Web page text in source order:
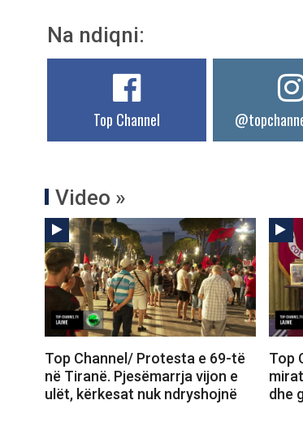
Na ndiqni:
Top Channel
Video »
Top Channel/ Protesta e 69-të
në Tiranë. Pjesëmarrja vijon e
ulët, kërkesat nuk ndryshojnë
Top
dhe